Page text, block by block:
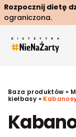
Rozpocznij dietę
ograniczona.
Baza produktów »
kiełbasy »